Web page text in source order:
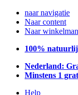
naar navigatie
Naar content
Naar
100%
Nederland:
Minstens 1
Help